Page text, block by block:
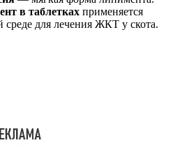
в таблетках применяется
среде для лечения ЖКТ у скота.